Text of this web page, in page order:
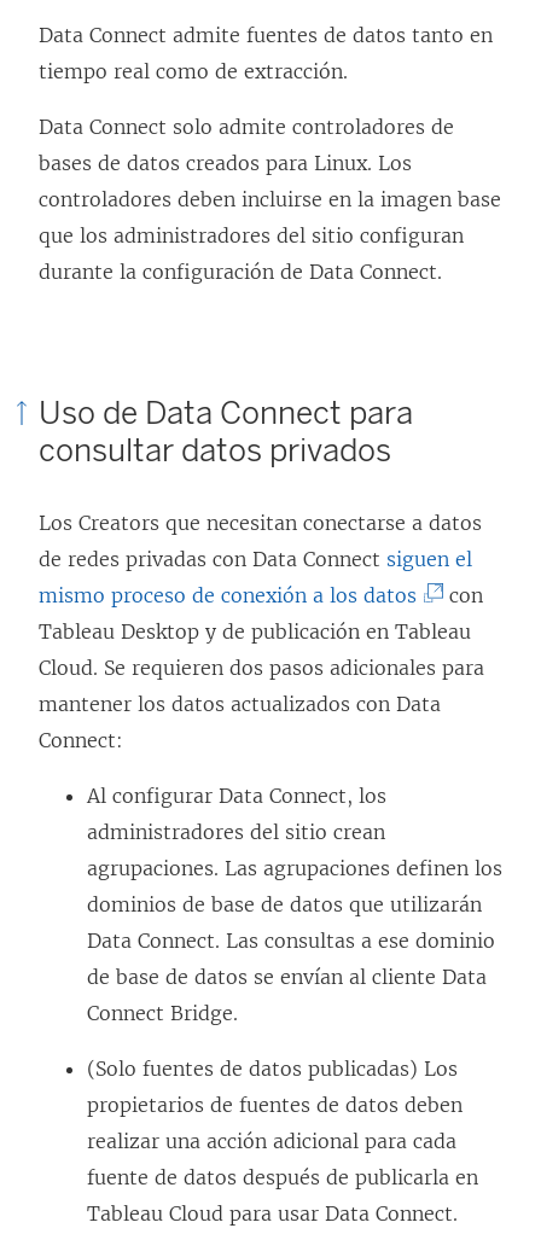
Data Connect admite fuentes de datos tanto en
tiempo real como de extracción.
Data Connect solo admite controladores de
bases de datos creados para Linux. Los
controladores deben incluirse en la imagen base
que los administradores del sitio configuran
durante la configuración de Data Connect.
Uso de Data Connect para
consultar datos privados
Los Creators que necesitan conectarse a datos
de redes privadas con Data Connect siguen el
mismo proceso de conexión a los datos
E
l
e
r
e
e
n
u
con
Tableau Desktop y de publicación en Tableau
Cloud. Se requieren dos pasos adicionales para
mantener los datos actualizados con Data
Connect:
Al configurar Data Connect, los
administradores del sitio crean
agrupaciones. Las agrupaciones definen los
dominios de base de datos que utilizarán
Data Connect. Las consultas a ese dominio
de base de datos se envían al cliente Data
Connect Bridge.
(Solo fuentes de datos publicadas) Los
propietarios de fuentes de datos deben
realizar una acción adicional para cada
fuente de datos después de publicarla en
Tableau Cloud para usar Data Connect.